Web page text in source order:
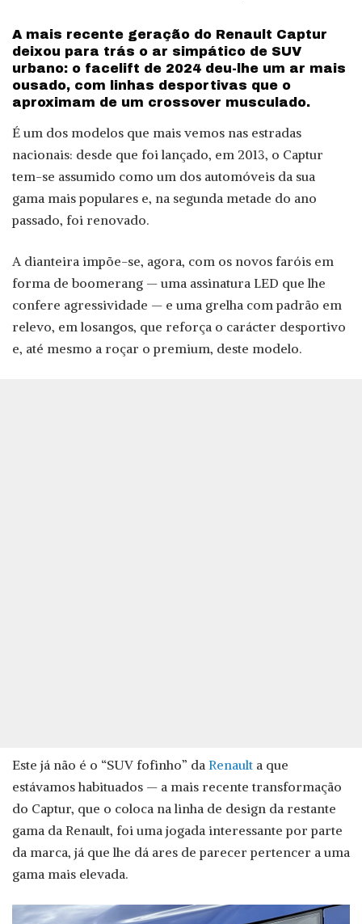
A mais recente geração do Renault Captur
deixou para trás o ar simpático de SUV
urbano: o facelift de 2024 deu-lhe um ar mais
ousado, com linhas desportivas que o
aproximam de um crossover musculado.
É um dos modelos que mais vemos nas estradas
nacionais: desde que foi lançado, em 2013, o Captur
tem-se assumido como um dos automóveis da sua
gama mais populares e, na segunda metade do ano
passado, foi renovado.
A dianteira impõe-se, agora, com os novos faróis em
forma de boomerang — uma assinatura LED que lhe
confere agressividade — e uma grelha com padrão em
relevo, em losangos, que reforça o carácter desportivo
e, até mesmo a roçar o premium, deste modelo.
Este já não é o “SUV fofinho” da Renault a que
estávamos habituados — a mais recente transformação
do Captur, que o coloca na linha de design da restante
gama da Renault, foi uma jogada interessante por parte
da marca, já que lhe dá ares de parecer pertencer a uma
gama mais elevada.